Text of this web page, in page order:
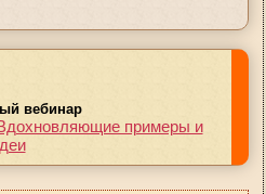
вебинар
примеры и